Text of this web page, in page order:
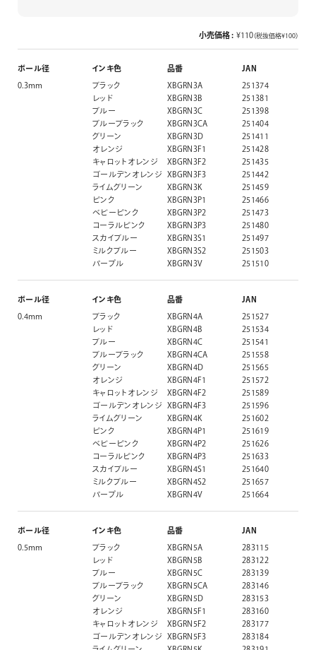
小売価格 : ¥110（税抜価格¥100）
ボール径 インキ色 品番 JAN
0.3mm ブラック XBGRN3A
251374
レッド
XBGRN3B
251381
ブルー
XBGRN3C
251398
ブルーブラック
XBGRN3CA
251404
グリーン
XBGRN3D
251411
オレンジ
XBGRN3F1
251428
キャロットオレンジ
XBGRN3F2
251435
ゴールデンオレンジ
XBGRN3F3
251442
ライムグリーン
XBGRN3K
251459
ピンク
XBGRN3P1
251466
ベビーピンク
XBGRN3P2
251473
コーラルピンク
XBGRN3P3
251480
スカイブルー
XBGRN3S1
251497
ミルクブルー
XBGRN3S2
251503
パープル
XBGRN3V 251510
ボール径 インキ色 品番 JAN
0.4mm ブラック XBGRN4A
251527
レッド
XBGRN4B
251534
ブルー
XBGRN4C
251541
ブルーブラック
XBGRN4CA
251558
グリーン
XBGRN4D
251565
オレンジ
XBGRN4F1
251572
キャロットオレンジ
XBGRN4F2
251589
ゴールデンオレンジ
XBGRN4F3
251596
ライムグリーン
XBGRN4K
251602
ピンク
XBGRN4P1
251619
ベビーピンク
XBGRN4P2
251626
コーラルピンク
XBGRN4P3
251633
スカイブルー
XBGRN4S1
251640
ミルクブルー
XBGRN4S2
251657
パープル
XBGRN4V 251664
ボール径 インキ色 品番 JAN
0.5mm ブラック XBGRN5A
283115
レッド
XBGRN5B
283122
ブルー
XBGRN5C
283139
ブルーブラック
XBGRN5CA
283146
グリーン
XBGRN5D
283153
オレンジ
XBGRN5F1
283160
キャロットオレンジ
XBGRN5F2
283177
ゴールデンオレンジ
XBGRN5F3
283184